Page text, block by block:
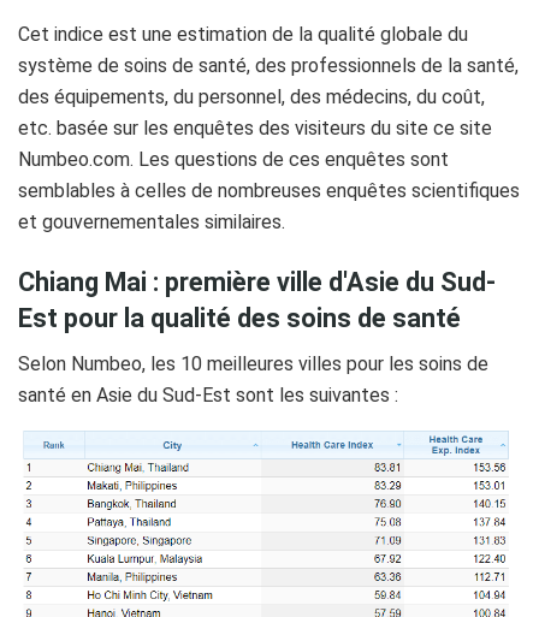
Cet indice est une estimation de la qualité globale du
système de soins de santé, des professionnels de la santé,
des équipements, du personnel, des médecins, du coût,
etc. basée sur les enquêtes des visiteurs du site ce site
Numbeo.com. Les questions de ces enquêtes sont
semblables à celles de nombreuses enquêtes scientifiques
et gouvernementales similaires.
Chiang Mai : première ville d'Asie du Sud-
Est pour la qualité des soins de santé
Selon Numbeo, les 10 meilleures villes pour les soins de
santé en Asie du Sud-Est sont les suivantes :